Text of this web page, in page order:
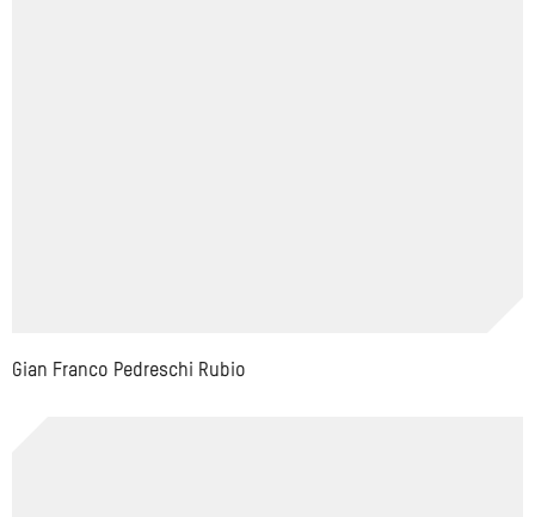
Gian Franco Pedreschi Rubio